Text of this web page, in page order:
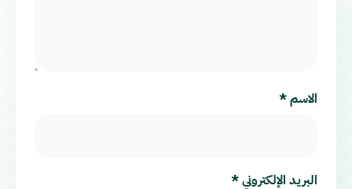
الاسم*
البريد الإلكتروني*